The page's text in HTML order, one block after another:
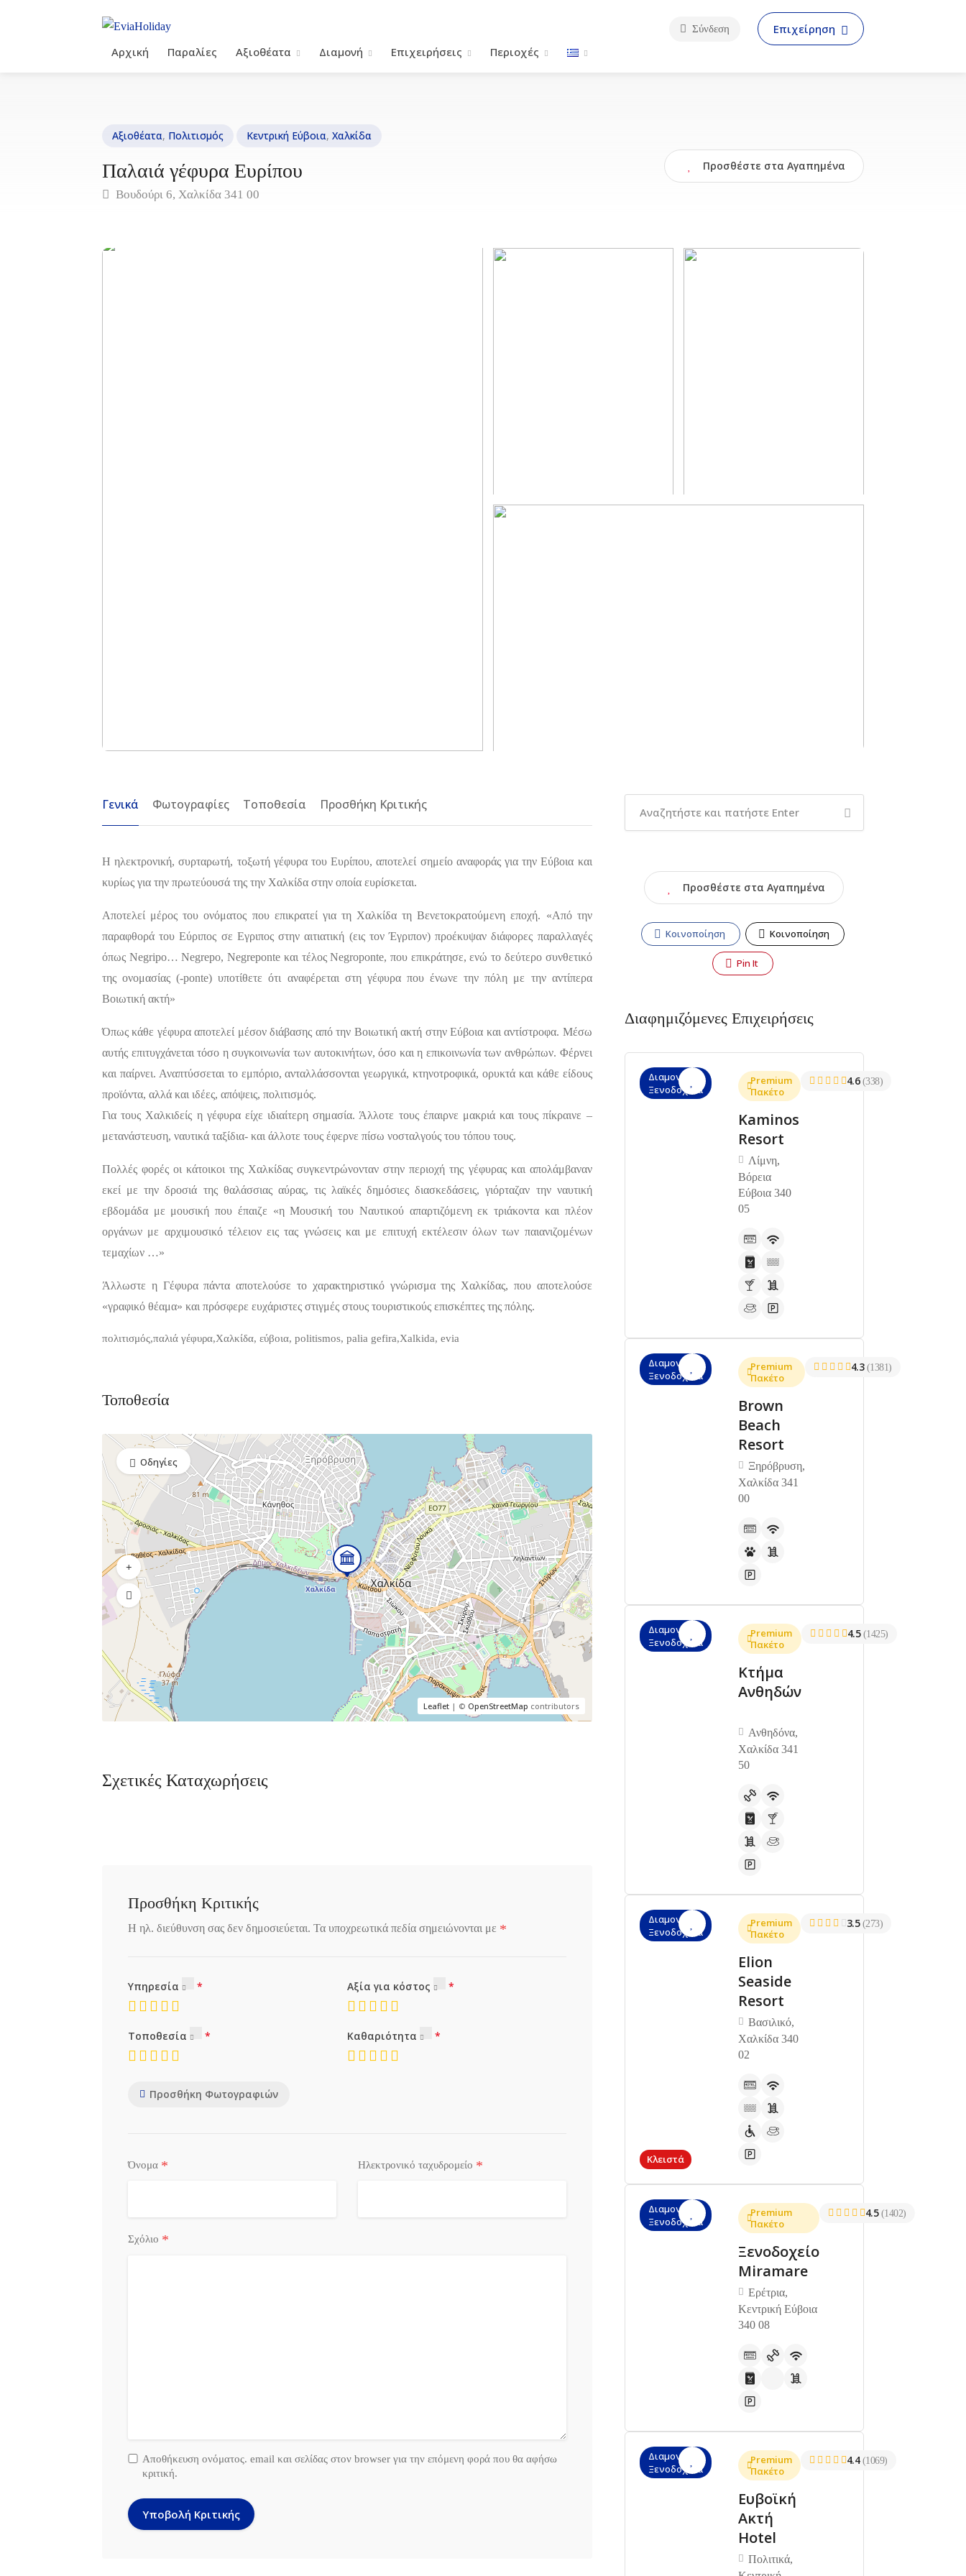
Αρχική Παραλίες Αξιοθέατα Διαμονή Επιχειρήσεις Περιοχές
Σύνδεση Επιχείρηση
Αξιοθέατα, Πολιτισμός Κεντρική Εύβοια, Χαλκίδα
Παλαιά γέφυρα Ευρίπου
Βουδούρι 6, Χαλκίδα 341 00
Προσθέστε στα Αγαπημένα
Γενικά Φωτογραφίες Τοποθεσία Προσθήκη Κριτικής
Η ηλεκτρονική, συρταρωτή, τοξωτή γέφυρα του Ευρίπου, αποτελεί σημείο αναφοράς για την Εύβοια και
κυρίως για την πρωτεύουσά της την Χαλκίδα στην οποία ευρίσκεται.
Αποτελεί μέρος του ονόματος που επικρατεί για τη Χαλκίδα τη Βενετοκρατούμενη εποχή. «Από την
παραφθορά του Εύριπος σε Εγριπος στην αιτιατική (εις τον Έγριπον) προέκυψαν διάφορες παραλλαγές
όπως Negripo… Negrepo, Negreponte και τέλος Negroponte, που επικράτησε, ενώ το δεύτερο συνθετικό
της ονομασίας (-ponte) υποτίθετε ότι αναφέρεται στη γέφυρα που ένωνε την πόλη με την αντίπερα
Βοιωτική ακτή»
Όπως κάθε γέφυρα αποτελεί μέσον διάβασης από την Βοιωτική ακτή στην Εύβοια και αντίστροφα. Μέσω
αυτής επιτυγχάνεται τόσο η συγκοινωνία των αυτοκινήτων, όσο και η επικοινωνία των ανθρώπων. Φέρνει
και παίρνει. Αναπτύσσεται το εμπόριο, ανταλλάσσονται γεωργικά, κτηνοτροφικά, ορυκτά και κάθε είδους
προϊόντα, αλλά και ιδέες, απόψεις, πολιτισμός.
Για τους Χαλκιδείς η γέφυρα είχε ιδιαίτερη σημασία. Άλλοτε τους έπαιρνε μακριά και τους πίκραινε –
μετανάστευση, ναυτικά ταξίδια- και άλλοτε τους έφερνε πίσω νοσταλγούς του τόπου τους.
Πολλές φορές οι κάτοικοι της Χαλκίδας συγκεντρώνονταν στην περιοχή της γέφυρας και απολάμβαναν
εκεί με την δροσιά της θαλάσσιας αύρας, τις λαϊκές δημόσιες διασκεδάσεις, γιόρταζαν την ναυτική
εβδομάδα με μουσική που έπαιζε «η Μουσική του Ναυτικού απαρτιζόμενη εκ τριάκοντα και πλέον
οργάνων με αρχιμουσικό τέλειον εις τας γνώσεις και με επιτυχή εκτέλεσιν όλων των παιανιζομένων
τεμαχίων …»
Άλλωστε η Γέφυρα πάντα αποτελούσε το χαρακτηριστικό γνώρισμα της Χαλκίδας, που αποτελούσε
«γραφικό θέαμα» και πρόσφερε ευχάριστες στιγμές στους τουριστικούς επισκέπτες της πόλης.
πολιτισμός,παλιά γέφυρα,Χαλκίδα, εύβοια, politismos, palia gefira,Xalkida, evia
Τοποθεσία
Leaflet| © OpenStreetMap contributors
Οδηγίες
Σχετικές Καταχωρήσεις
Προσθήκη Κριτικής
Η ηλ. διεύθυνση σας δεν δημοσιεύεται. Τα υποχρεωτικά πεδία σημειώνονται με *
Υπηρεσία Αξία για κόστος
Τοποθεσία Καθαριότητα
Προσθήκη Φωτογραφιών
Όνομα * Ηλεκτρονικό ταχυδρομείο *
Σχόλιο *
Αποθήκευση ονόματος. email και σελίδας στον browser για την επόμενη φορά που θα αφήσω
κριτική.
Προσθέστε στα Αγαπημένα
Κοινοποίηση Κοινοποίηση
Pin It
Διαφημιζόμενες Επιχειρήσεις
Διαμονή,
Ξενοδοχεία
Premium
Πακέτο
Kaminos
Resort
Λίμνη,
Βόρεια
Εύβοια 340
05
4.6 (338)
Διαμονή,
Ξενοδοχεία
Premium
Πακέτο
Brown
Beach
Resort
Ξηρόβρυση,
Χαλκίδα 341
00
4.3 (1381)
Διαμονή,
Ξενοδοχεία
Premium
Πακέτο
Κτήμα
Ανθηδών
Ανθηδόνα,
Χαλκίδα 341
50
4.5 (1425)
Κλειστά
Διαμονή,
Ξενοδοχεία
Premium
Πακέτο
Elion
Seaside
Resort
Βασιλικό,
Χαλκίδα 340
02
3.5 (273)
Διαμονή,
Ξενοδοχεία
Premium
Πακέτο
Ξενοδοχείο
Miramare
Ερέτρια,
Κεντρική Εύβοια
340 08
4.5 (1402)
Διαμονή,
Ξενοδοχεία
Premium
Πακέτο
Ευβοϊκή
Ακτή
Hotel
Πολιτικά,
4.4 (1069)